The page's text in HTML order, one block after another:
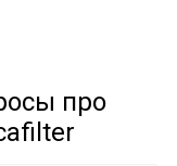
про